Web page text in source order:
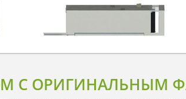
С ОРИГИНАЛЬНЫМ